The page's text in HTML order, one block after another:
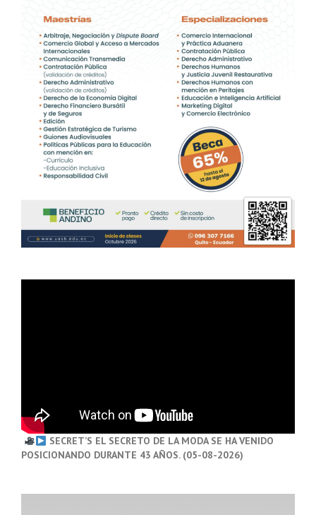
SECRET’S EL SECRETO DE LA MODA SE HA VENIDO
POSICIONANDO DURANTE 43 AÑOS. (05-08-2026)